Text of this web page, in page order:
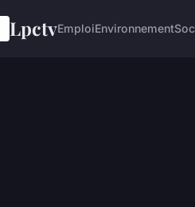
LpctvEmploiEnvironnement